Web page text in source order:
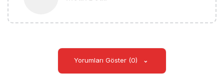
Yorumları Göster (0)